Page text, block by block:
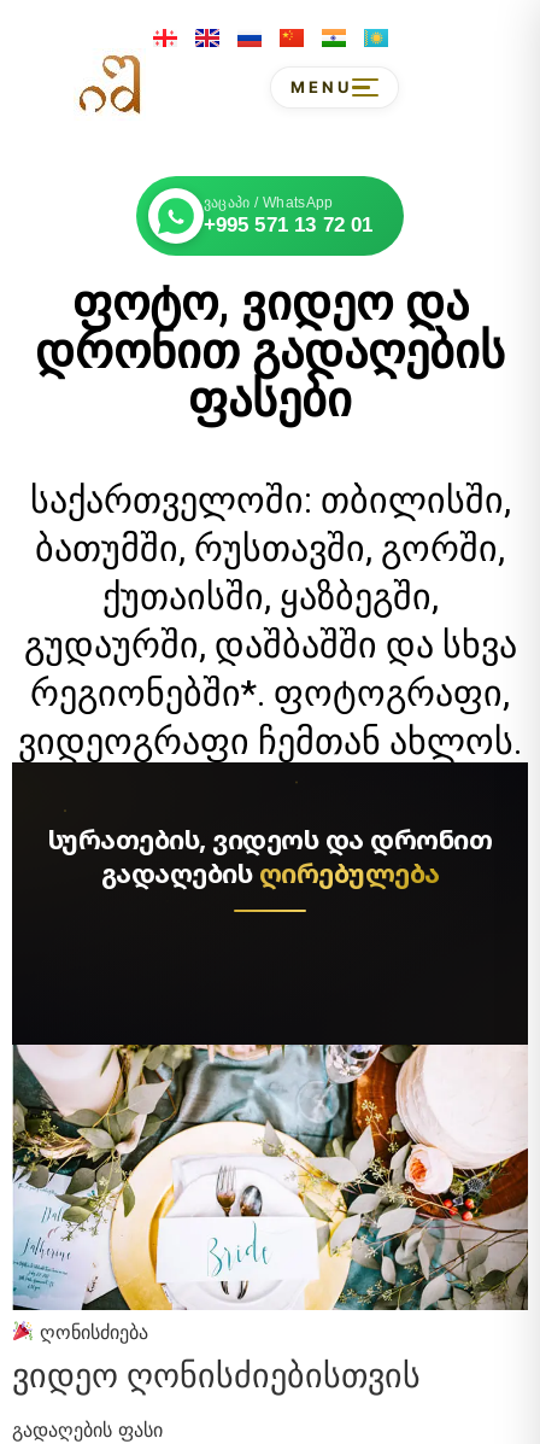
MENU
ვაცაპი / WhatsApp
+995 571 13 72 01
ფოტო, ვიდეო და
დრონით გადაღების
ფასები
საქართველოში: თბილისში,
ბათუმში, რუსთავში, გორში,
ქუთაისში, ყაზბეგში,
გუდაურში, დაშბაშში და სხვა
რეგიონებში*. ფოტოგრაფი,
ვიდეოგრაფი ჩემთან ახლოს.
სურათების, ვიდეოს და დრონით
გადაღების ღირებულება
ღონისძიება
ვიდეო ღონისძიებისთვის
გადაღების ფასი